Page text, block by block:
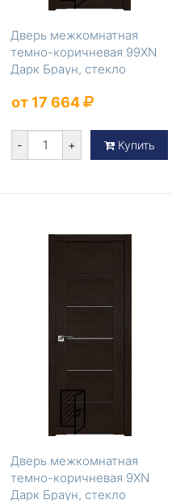
Дверь межкомнатная
темно-коричневая 99XN
Дарк Браун, стекло
от 17 664
- + Купить
Дверь межкомнатная
темно-коричневая 9XN
Дарк Браун, стекло